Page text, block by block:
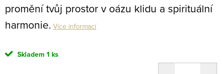
promění tvůj prostor v oázu klidu a spirituální
harmonie. Více informací
Skladem 1 ks